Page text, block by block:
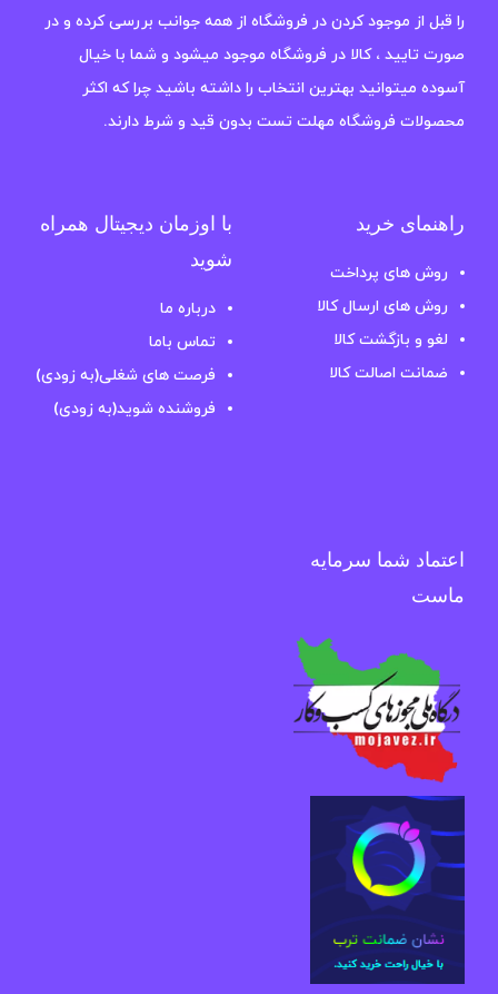
را قبل از موجود کردن در فروشگاه از همه جوانب بررسی کرده و در
صورت تایید ، کالا در فروشگاه موجود میشود و شما با خیال
آسوده میتوانید بهترین انتخاب را داشته باشید چرا که اکثر
محصولات فروشگاه مهلت تست بدون قید و شرط دارند.
راهنمای خرید
روش های پرداخت
روش های ارسال کالا
لغو و بازگشت کالا
ضمانت اصالت کالا
با اوزمان دیجیتال همراه
شوید
درباره ما
تماس باما
فرصت های شغلی(به زودی)
فروشنده شوید(به زودی)
اعتماد شما سرمایه
ماست